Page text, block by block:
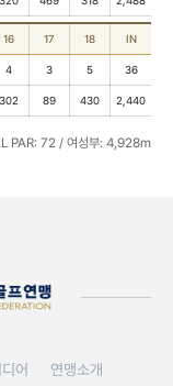
16 17 18 IN
4 3 5 36
302 89 430 2,440
PAR: 72 / 여성부: 4,928m
어 연맹소개